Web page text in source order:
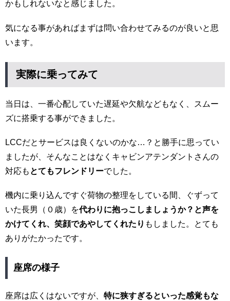
かもしれないなと感じました。
気になる事があればまずは問い合わせてみるのが良いと思
います。
実際に乗ってみて
当日は、一番心配していた遅延や欠航などもなく、スムー
ズに搭乗する事ができました。
LCCだとサービスは良くないのかな…？と勝手に思ってい
ましたが、そんなことはなくキャビンアテンダントさんの
対応も とてもフレンドリーでした。
機内に乗り込んですぐ荷物の整理をしている間、ぐずって
いた長男（０歳）を代わりに抱っこしましょうか？と声を
かけてくれ、笑顔であやしてくれたり もしました。とても
ありがたかったです。
座席の様子
座席は広くはないですが、 特に狭すぎるといった感覚もな